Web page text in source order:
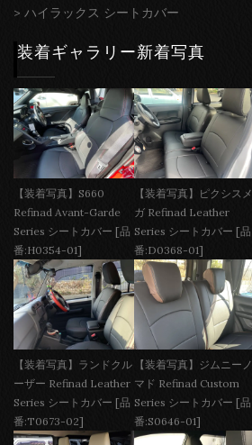
> ハイラックス シートカバー
装着ギャラリー新着写真
【装着写真】S660
Refinad Avant-Garde
Series シートカバー [品
番:H0354-01]
【装着写真】ピクシスメ
ガ Refinad Leather
Series シートカバー [品
番:D0368-01]
【装着写真】ランドクル
ーザー Refinad Leather
Series シートカバー [品
番:T0673-02]
【装着写真】ジムニーノ
マド Refinad Custom
Series シートカバー [品
番:S0646-01]